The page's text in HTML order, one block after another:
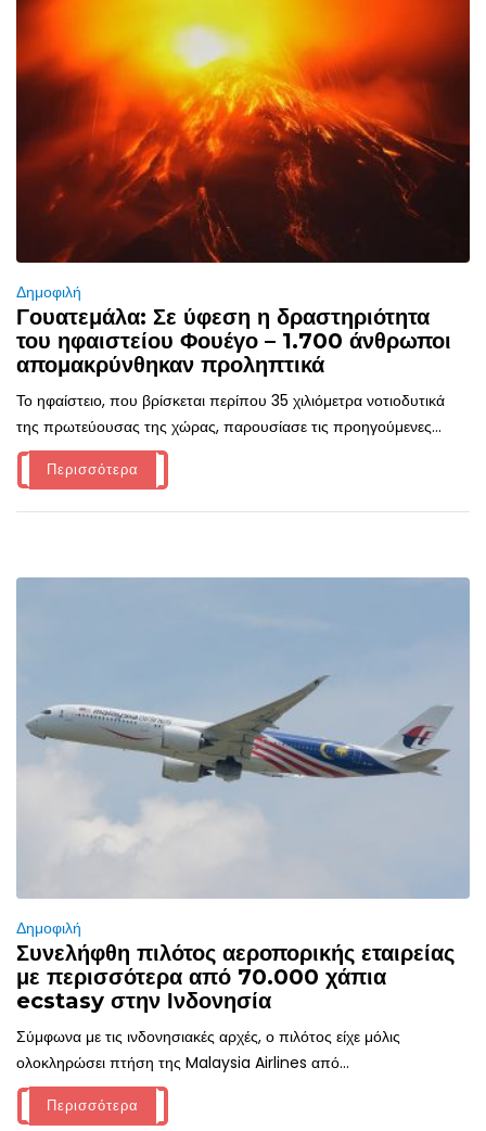
Δημοφιλή
Γουατεμάλα: Σε ύφεση η δραστηριότητα
του ηφαιστείου Φουέγο – 1.700 άνθρωποι
απομακρύνθηκαν προληπτικά
Το ηφαίστειο, που βρίσκεται περίπου 35 χιλιόμετρα νοτιοδυτικά
της πρωτεύουσας της χώρας, παρουσίασε τις προηγούμενες...
Περισσότερα
Δημοφιλή
Συνελήφθη πιλότος αεροπορικής εταιρείας
με περισσότερα από 70.000 χάπια
ecstasy στην Ινδονησία
Σύμφωνα με τις ινδονησιακές αρχές, ο πιλότος είχε μόλις
ολοκληρώσει πτήση της Malaysia Airlines από...
Περισσότερα